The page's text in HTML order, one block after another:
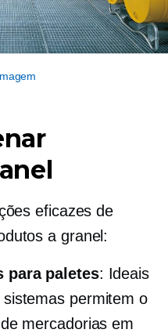
eficazes de
a granel:
para paletes: Ideais
permitem o
mercadorias em